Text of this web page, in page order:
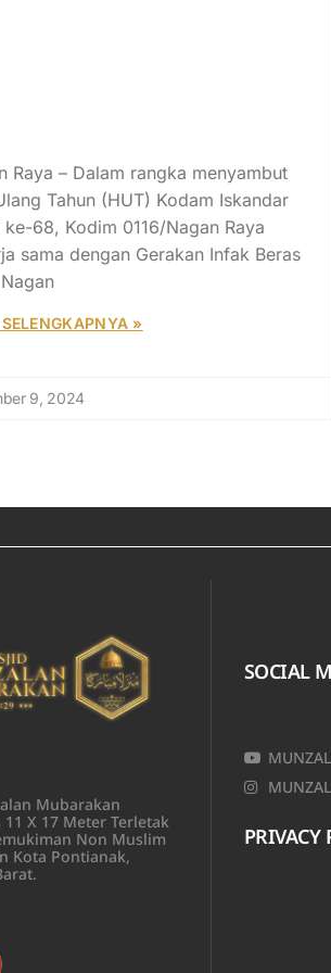
Raya – Dalam rangka menyambut
Tahun (HUT) Kodam Iskandar
ke-68, Kodim 0116/Nagan Raya
sama dengan Gerakan Infak Beras
»
9, 2024
Mubarakan
11 X 17 Meter Terletak
Non Muslim
Kota Pontianak,
SOCIAL
PRIVACY